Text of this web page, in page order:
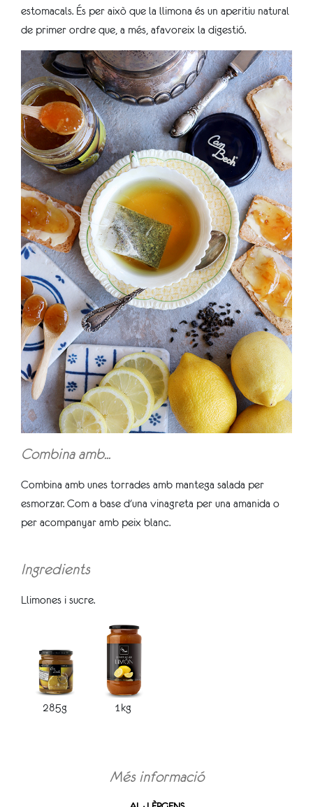
estomacals. És per això que la llimona és un aperitiu natural
de primer ordre que, a més, afavoreix la digestió.
Combina amb...
Combina amb unes torrades amb mantega salada per
esmorzar. Com a base d'una vinagreta per una amanida o
per acompanyar amb peix blanc.
Ingredients
Llimones i sucre.
285g 1kg
Més informació